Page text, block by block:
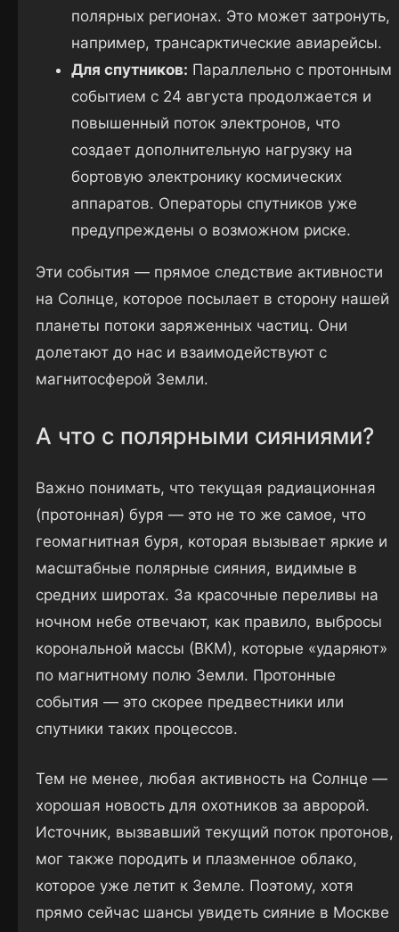
полярных регионах. Это может затронуть,
например, трансарктические авиарейсы.
Для спутников: Параллельно с протонным
событием с 24 августа продолжается и
повышенный поток электронов, что
создает дополнительную нагрузку на
бортовую электронику космических
аппаратов. Операторы спутников уже
предупреждены о возможном риске.
Эти события — прямое следствие активности
на Солнце, которое посылает в сторону нашей
планеты потоки заряженных частиц. Они
долетают до нас и взаимодействуют с
магнитосферой Земли.
А что с полярными сияниями?
Важно понимать, что текущая радиационная
(протонная) буря — это не то же самое, что
геомагнитная буря, которая вызывает яркие и
масштабные полярные сияния, видимые в
средних широтах. За красочные переливы на
ночном небе отвечают, как правило, выбросы
корональной массы (ВКМ), которые «ударяют»
по магнитному полю Земли. Протонные
события — это скорее предвестники или
спутники таких процессов.
Тем не менее, любая активность на Солнце —
хорошая новость для охотников за авророй.
Источник, вызвавший текущий поток протонов,
мог также породить и плазменное облако,
которое уже летит к Земле. Поэтому, хотя
прямо сейчас шансы увидеть сияние в Москве